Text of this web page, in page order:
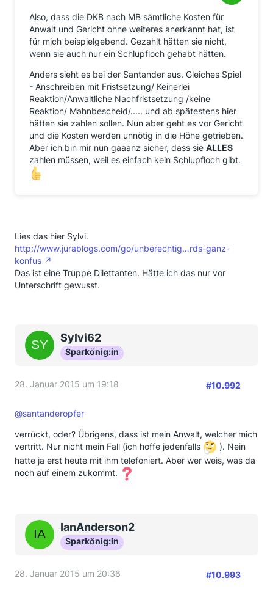
Also, dass die DKB nach MB sämtliche Kosten für
Anwalt und Gericht ohne weiteres anerkannt hat, ist
für mich beispielgebend. Gezahlt hätten sie nicht,
wenn sie auch nur ein Schlupfloch gehabt hätten.
Anders sieht es bei der Santander aus. Gleiches Spiel
- Anschreiben mit Fristsetzung/ Keinerlei
Reaktion/Anwaltliche Nachfristsetzung /keine
Reaktion/ Mahnbescheid/..... und ab spätestens hier
hätten sie zahlen sollen. Nun aber geht es vor Gericht
und die Kosten werden unnötig in die Höhe getrieben.
Aber ich bin mir nun gaaanz sicher, dass sie ALLES
zahlen müssen, weil es einfach kein Schlupfloch gibt.
Lies das hier Sylvi.
http://www.jurablogs.com/go/unberechtig…rds-ganz-
konfus
Das ist eine Truppe Dilettanten. Hätte ich das nur vor
Unterschrift gewusst.
Sylvi62
Sparkönig:in
28. Januar 2015 um 19:18 #10.992
@santanderopfer
verrückt, oder? Übrigens, dass ist mein Anwalt, welcher mich
vertritt. Nur nicht mein Fall (ich hoffe jedenfalls
). Nein
hatte ja erst heute mit ihm telefoniert. Aber wer weis, was da
noch auf einem zukommt.
IanAnderson2
Sparkönig:in
28. Januar 2015 um 20:36 #10.993